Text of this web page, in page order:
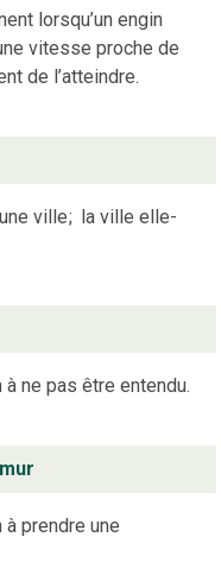
lorsqu’un engin
vitesse proche de
de l’atteindre.
ville; la ville elle-
ne pas être entendu.
à prendre une